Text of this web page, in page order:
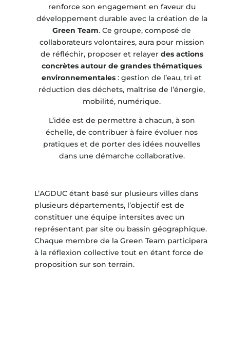
renforce son engagement en faveur du
développement durable avec la création de la
Green Team. Ce groupe, composé de
collaborateurs volontaires, aura pour mission
de réfléchir, proposer et relayer des actions
concrètes autour de grandes thématiques
environnementales : gestion de l’eau, tri et
réduction des déchets, maîtrise de l’énergie,
mobilité, numérique.
L’idée est de permettre à chacun, à son
échelle, de contribuer à faire évoluer nos
pratiques et de porter des idées nouvelles
dans une démarche collaborative.
L’AGDUC étant basé sur plusieurs villes dans
plusieurs départements, l’objectif est de
constituer une équipe intersites avec un
représentant par site ou bassin géographique.
Chaque membre de la Green Team participera
à la réflexion collective tout en étant force de
proposition sur son terrain.